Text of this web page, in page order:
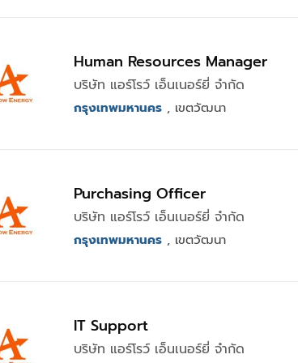
Human Resources Manager
บริษัท แอร์โรว์ เอ็นเนอร์ยี่ จำกัด
กรุงเทพมหานคร, เขตวัฒนา
Purchasing Officer
บริษัท แอร์โรว์ เอ็นเนอร์ยี่ จำกัด
กรุงเทพมหานคร, เขตวัฒนา
IT Support
บริษัท แอร์โรว์ เอ็นเนอร์ยี่ จำกัด